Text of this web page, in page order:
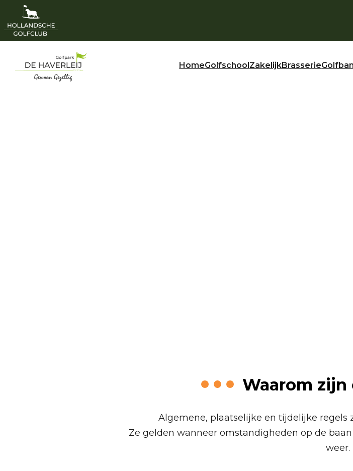
HomeGolfschoolZakelijkBrasserie
Waarom zijn
Algemene, plaatselijke en tijdelijke regels
Ze gelden wanneer omstandigheden op de
weer.